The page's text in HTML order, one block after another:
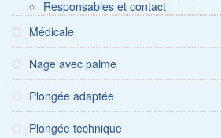
Responsables et contact
Médicale
Nage avec palme
Plongée adaptée
Plongée technique